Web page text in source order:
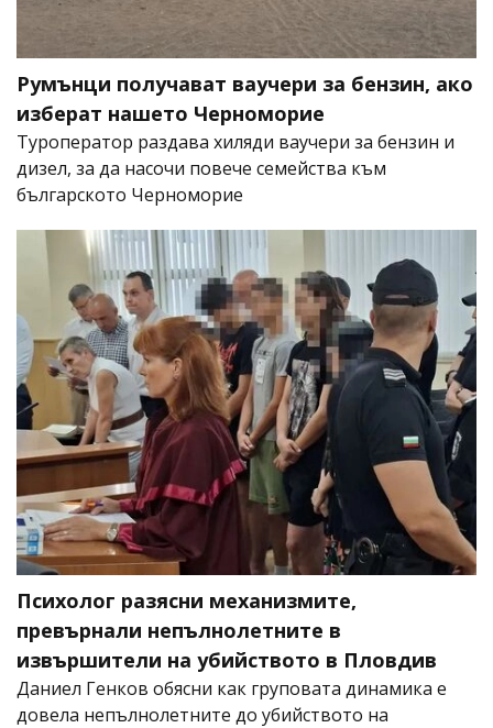
Румънци получават ваучери за бензин, ако
изберат нашето Черноморие
Туроператор раздава хиляди ваучери за бензин и
дизел, за да насочи повече семейства към
българското Черноморие
Психолог разясни механизмите,
превърнали непълнолетните в
извършители на убийството в Пловдив
Даниел Генков обясни как груповата динамика е
довела непълнолетните до убийството на